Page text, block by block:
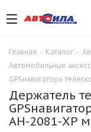
Главная - Каталог -
Автомобильные
GPSнавигатора
Держатель
AH-2081-XP